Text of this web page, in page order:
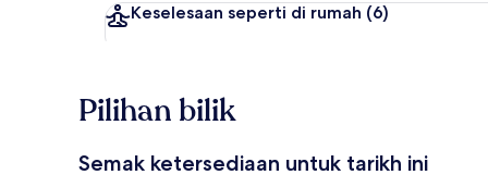
Keselesaan seperti di rumah (6)
Pilihan bilik
Semak ketersediaan untuk tarikh ini